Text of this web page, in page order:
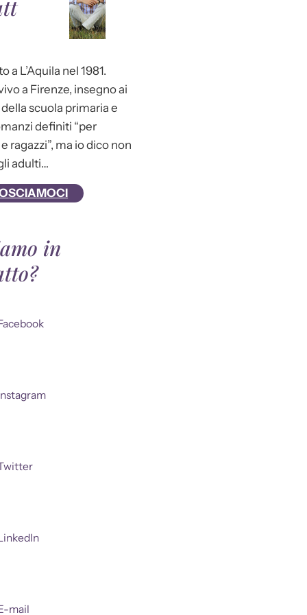
a L’Aquila nel 1981.
a Firenze, insegno ai
scuola primaria e
definiti “per
ragazzi”, ma io dico non
adulti…
in
mail